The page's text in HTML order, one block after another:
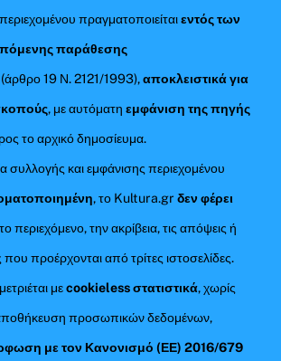
πραγματοποιείταιεντός των
παράθεσης
(άρθρο 19 Ν. 2121/1993),αποκλειστικά για
, με αυτόματηεμφάνιση της πηγής
το αρχικό δημοσίευμα.
συλλογής και εμφάνισης περιεχομένου
, το Kultura.grδεν φέρει
περιεχόμενο, την ακρίβεια, τις απόψεις ή
προέρχονται από τρίτες ιστοσελίδες.
μεcookieless στατιστικά, χωρίς
προσωπικών δεδομένων,
με τον Κανονισμό (ΕΕ) 2016/679